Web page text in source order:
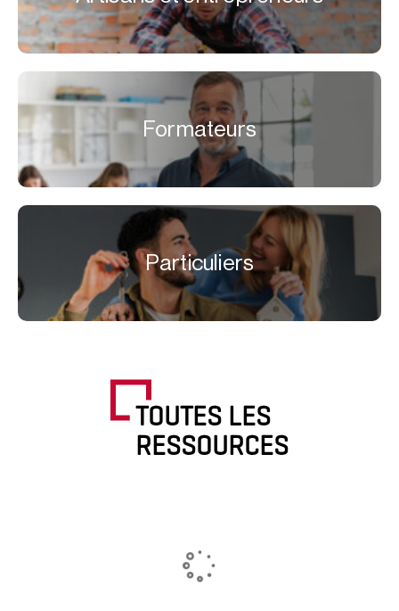
Formateurs
Particuliers
TOUTES LES
RESSOURCES